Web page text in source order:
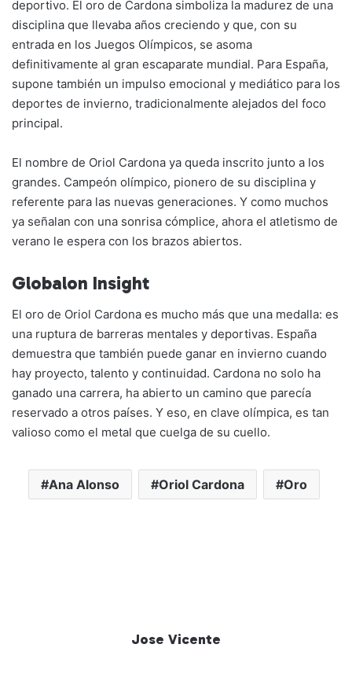
deportivo. El oro de Cardona simboliza la madurez de una
disciplina que llevaba años creciendo y que, con su
entrada en los Juegos Olímpicos, se asoma
definitivamente al gran escaparate mundial. Para España,
supone también un impulso emocional y mediático para los
deportes de invierno, tradicionalmente alejados del foco
principal.
El nombre de Oriol Cardona ya queda inscrito junto a los
grandes. Campeón olímpico, pionero de su disciplina y
referente para las nuevas generaciones. Y como muchos
ya señalan con una sonrisa cómplice, ahora el atletismo de
verano le espera con los brazos abiertos.
Globalon Insight
El oro de Oriol Cardona es mucho más que una medalla: es
una ruptura de barreras mentales y deportivas. España
demuestra que también puede ganar en invierno cuando
hay proyecto, talento y continuidad. Cardona no solo ha
ganado una carrera, ha abierto un camino que parecía
reservado a otros países. Y eso, en clave olímpica, es tan
valioso como el metal que cuelga de su cuello.
Ana Alonso Oriol Cardona Oro
Jose Vicente